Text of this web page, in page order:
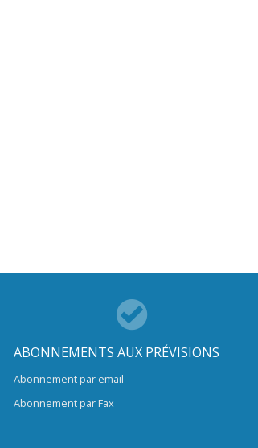
ABONNEMENTS AUX PRÉVISIONS
Abonnement par email
Abonnement par Fax